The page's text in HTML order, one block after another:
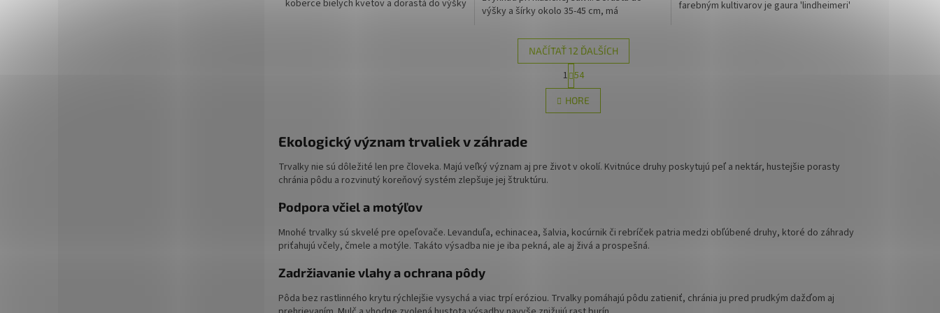
koberce bielych kvetov a dorastá do výšky
výšky a šírky okolo 35-45 cm, má
farebným kultivarov je gaura 'lindheimeri'
O
v
l
i
v
k
y
p
i
NAČÍTAŤ 12 ĎALŠÍCH
S
t
r
á
n
a
1 54
HORE
Ekologický význam trvaliek v záhrade
Trvalky nie sú dôležité len pre človeka. Majú veľký význam aj pre život v okolí. Kvitnúce druhy poskytujú peľ a nektár, hustejšie porasty
chránia pôdu a rozvinutý koreňový systém zlepšuje jej štruktúru.
Podpora včiel a motýľov
Mnohé trvalky sú skvelé pre opeľovače. Levanduľa, echinacea, šalvia, kocúrnik či rebríček patria medzi obľúbené druhy, ktoré do záhrady
priťahujú včely, čmele a motýle. Takáto výsadba nie je iba pekná, ale aj živá a prospešná.
Zadržiavanie vlahy a ochrana pôdy
Pôda bez rastlinného krytu rýchlejšie vysychá a viac trpí eróziou. Trvalky pomáhajú pôdu zatieniť, chránia ju pred prudkým dažďom aj